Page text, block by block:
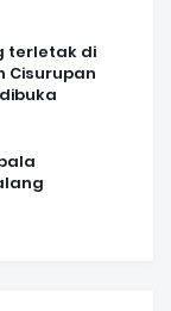
terletak di
Cisurupan